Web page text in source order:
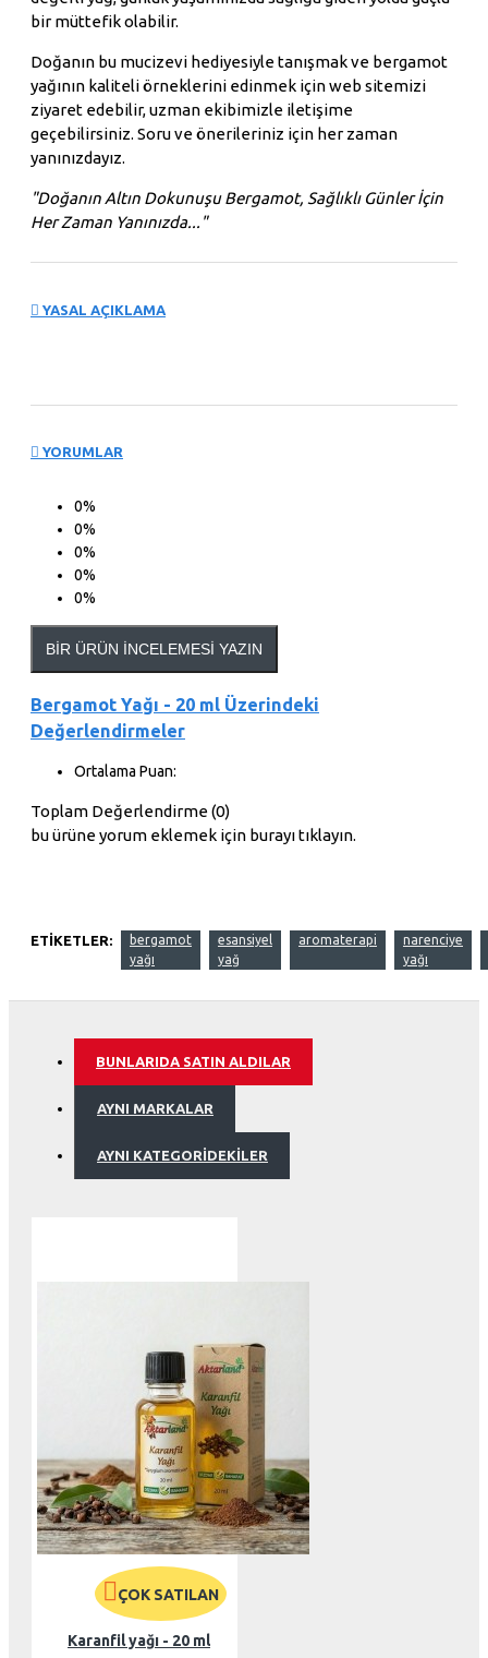
bir müttefik olabilir.
Doğanın bu mucizevi hediyesiyle tanışmak ve bergamot
yağının kaliteli örneklerini edinmek için web sitemizi
ziyaret edebilir, uzman ekibimizle iletişime
geçebilirsiniz. Soru ve önerileriniz için her zaman
yanınızdayız.
"Doğanın Altın Dokunuşu Bergamot, Sağlıklı Günler İçin
Her Zaman Yanınızda..."
YASAL AÇIKLAMA
YORUMLAR
0%
0%
0%
0%
0%
BIR ÜRÜN İNCELEMESI YAZIN
Bergamot Yağı - 20 ml Üzerindeki
Değerlendirmeler
Ortalama Puan:
Toplam Değerlendirme (0)
bu ürüne yorum eklemek için burayı tıklayın.
ETIKETLER:
bergamot
yağı
esansiyel
yağ
aromaterapi
narenciye
yağı
BUNLARIDA SATIN ALDILAR
AYNI MARKALAR
AYNI KATEGORIDEKILER
ÇOK SATILAN
Karanfil yağı - 20 ml